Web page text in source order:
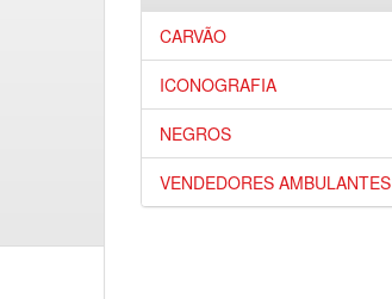
CARVÃO
ICONOGRAFIA
NEGROS
VENDEDORES AMBULANTES